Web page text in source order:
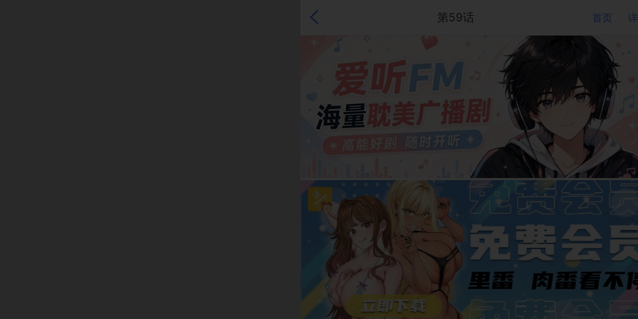
第59话 首页